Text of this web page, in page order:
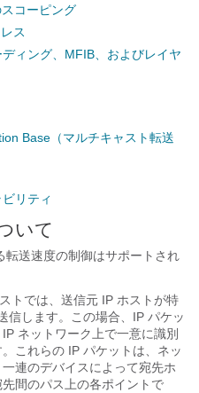
コーピング
ス
ィング、MFIB、およびレイヤ
Base（マルチキャスト転送
リティ
いて
転送速度の制御はサポートされ
トでは、送信元 IP ホストが特
信します。この場合、IP パケッ
ネットワーク上で一意に識別
これらの IP パケットは、ネッ
連のデバイスによって宛先ホ
間のパス上の各ポイントで